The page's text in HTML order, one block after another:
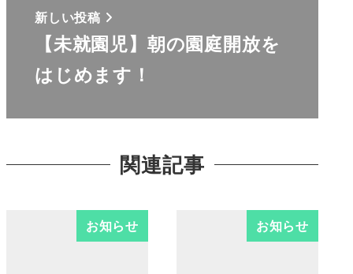
新しい投稿
【未就園児】朝の園庭開放を
はじめます！
関連記事
お知らせ お知らせ